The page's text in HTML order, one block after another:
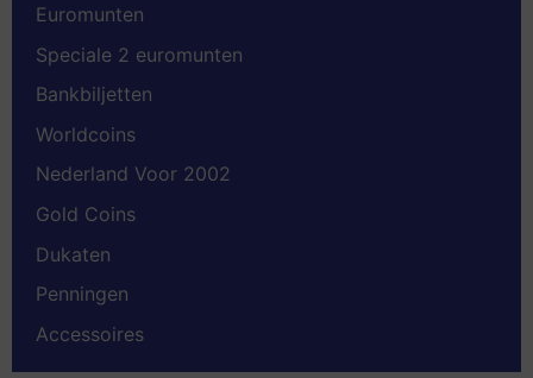
Euromunten
Speciale 2 euromunten
Bankbiljetten
Worldcoins
Nederland Voor 2002
Gold Coins
Dukaten
Penningen
Accessoires